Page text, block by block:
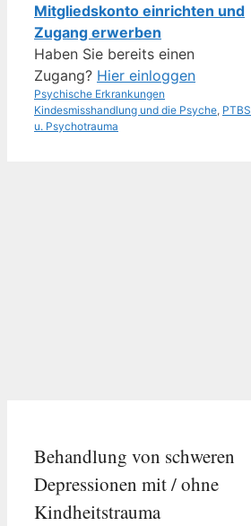
Mitgliedskonto einrichten und
Zugang erwerben
Haben Sie bereits einen
Zugang? Hier einloggen
Kategorien
Psychische Erkrankungen
Kindesmisshandlung und die Psyche PTBS
u. Psychotrauma
Behandlung von schweren
Depressionen mit / ohne
Kindheitstrauma